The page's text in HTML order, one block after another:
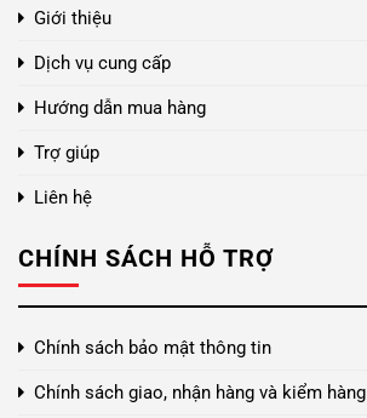
Giới thiệu
Dịch vụ cung cấp
Hướng dẫn mua hàng
Trợ giúp
Liên hệ
CHÍNH SÁCH HỖ TRỢ
Chính sách bảo mật thông tin
Chính sách giao, nhận hàng và kiểm hàng